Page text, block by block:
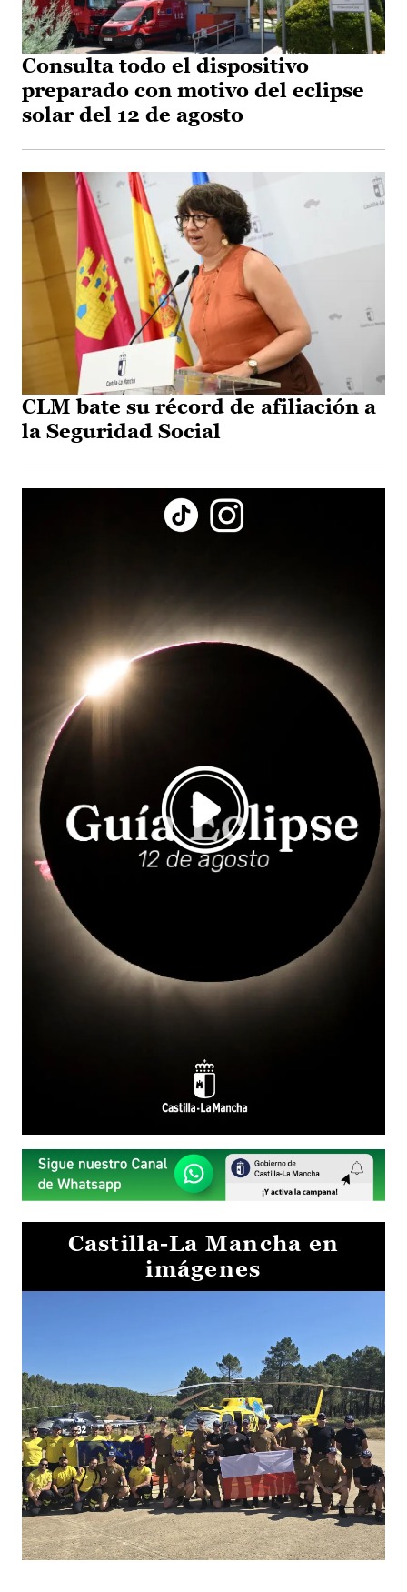
Consulta todo el dispositivo
preparado con motivo del eclipse
solar del 12 de agosto
CLM bate su récord de afiliación a
la Seguridad Social
Castilla-La Mancha en
imágenes